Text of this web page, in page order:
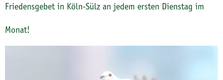
Friedensgebet in Köln-Sülz an jedem ersten Dienstag im
Monat!